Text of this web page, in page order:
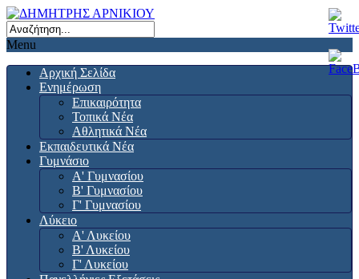
Menu
Αρχική Σελίδα
Ενημέρωση
Επικαιρότητα
Τοπικά Νέα
Αθλητικά Νέα
Εκπαιδευτικά Νέα
Γυμνάσιο
Α' Γυμνασίου
Β' Γυμνασίου
Γ' Γυμνασίου
Λύκειο
Α' Λυκείου
Β' Λυκείου
Γ' Λυκείου